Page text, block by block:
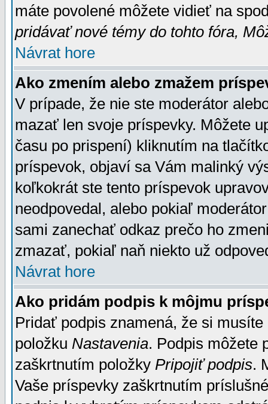
máte povolené môžete vidieť na
pridávať nové témy do tohto fóra,
Návrat hore
Ako zmením alebo zmažem
V prípade, že nie ste moderátor
mazať len svoje príspevky. Môžete
času po prispení) kliknutím na
príspevok, objaví sa Vám malinký
koľkokrát ste tento príspevok
neodpovedal, alebo pokiaľ
sami zanechať odkaz prečo ho
zmazať, pokiaľ naň niekto už
Návrat hore
Ako pridám podpis k môjmu
Pridať podpis znamená, že si
položku Nastavenia. Podpis môžete
zaškrtnutím položky Pripojiť podpis.
Vaše príspevky zaškrtnutím